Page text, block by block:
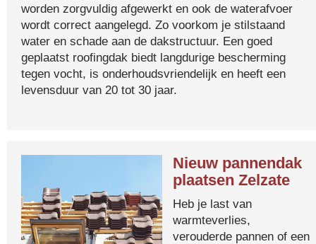
worden zorgvuldig afgewerkt en ook de waterafvoer
wordt correct aangelegd. Zo voorkom je stilstaand
water en schade aan de dakstructuur. Een goed
geplaatst roofingdak biedt langdurige bescherming
tegen vocht, is onderhoudsvriendelijk en heeft een
levensduur van 20 tot 30 jaar.
Nieuw pannendak
plaatsen Zelzate
Heb je last van
warmteverlies,
verouderde pannen of een